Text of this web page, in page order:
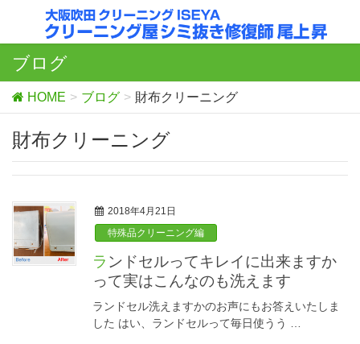
ブログ
HOME ブログ 財布クリーニング
財布クリーニング
2018年4月21日
特殊品クリーニング編
ランドセルってキレイに出来ますか
って実はこんなのも洗えます
ランドセル洗えますかのお声にもお答えいたしま
した はい、ランドセルって毎日使うう …